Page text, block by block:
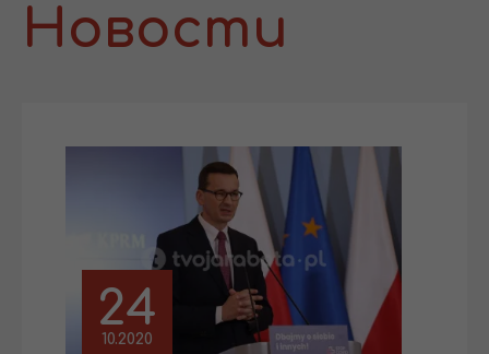
Новости
24
10.2020